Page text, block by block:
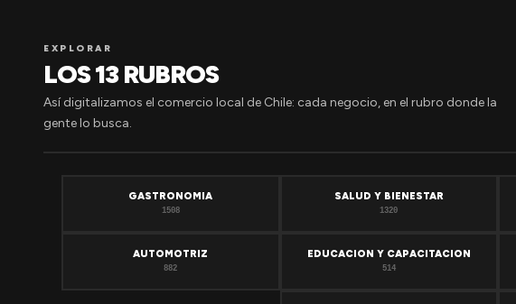
EXPLORAR
LOS 13 RUBROS
Así digitalizamos el comercio local de Chile: cada negocio, en el rubro donde la
gente lo busca.
GASTRONOMIA
1508
SALUD Y BIENESTAR
1320
AUTOMOTRIZ
882
EDUCACION Y CAPACITACION
514